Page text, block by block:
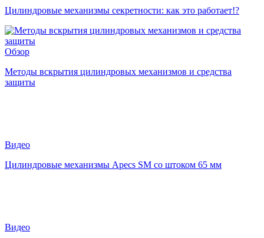
Цилиндровые механизмы секретности: как это работает!?
Обзор
Методы вскрытия цилиндровых механизмов и средства
защиты
Видео
Цилиндровые механизмы Apecs SM со штоком 65 мм
Видео